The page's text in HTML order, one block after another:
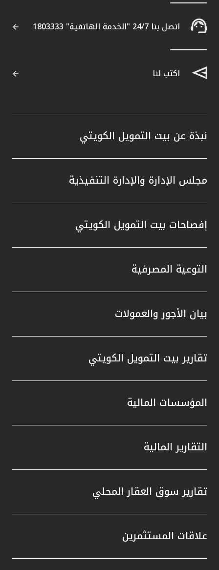
اتصل بنا 24/7 "الخدمة الهاتفية" 1803333
اكتب لنا
نبذة عن بيت التمويل الكويتي
مجلس الإدارة والإدارة التنفيذية
إفصاحات بيت التمويل الكويتي
التوعية المصرفية
بيان الأجور والعمولات
تقارير بيت التمويل الكويتي
المؤسسات المالية
التقارير المالية
تقارير سوق العقار المحلي
علاقات المستثمرين